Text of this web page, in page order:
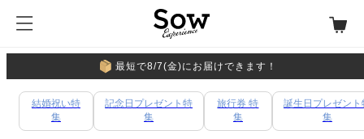
最短で8/7(金)にお届けできます！
結婚祝い特
集
記念日プレゼント特
集
旅行券 特
集
誕生日プレゼント
集